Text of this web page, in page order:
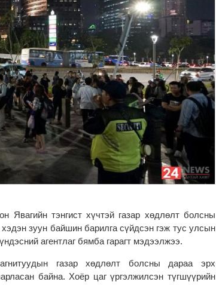
Явагийн тэнгист хүчтэй газар хөдлөлт болсны
зуун байшин барилга сүйдсэн гэж тус улсын
агентлаг бямба гарагт мэдээлжээ.
газар хөдлөлт болсны дараа эрх
байна. Хоёр цаг үргэлжилсэн түгшүүрийн